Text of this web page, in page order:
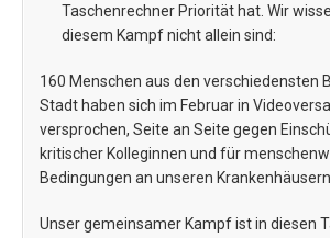
Taschenrechner Priorität hat. Wir
diesem Kampf nicht allein sind:
160 Menschen aus den verschiedensten
Stadt haben sich im Februar in
versprochen, Seite an Seite gegen
kritischer Kolleginnen und für
Bedingungen an unseren
Unser gemeinsamer Kampf ist in diesen